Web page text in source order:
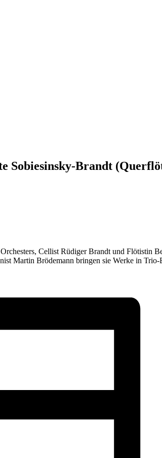
Sobiesinsky-Brandt
Cellist Rüdiger Brandt und Flötistin
Martin Brödemann bringen sie Werke in